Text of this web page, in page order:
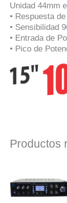
Unidad 44mm
• Respuesta
• Sensibilidad
• Entrada de
• Pico de
Productos